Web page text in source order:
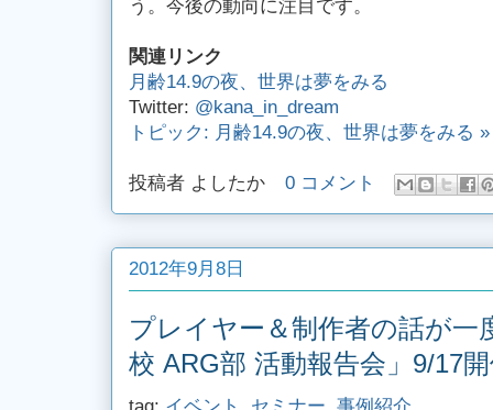
う。今後の動向に注目です。
関連リンク
月齢14.9の夜、世界は夢をみる
Twitter: @kana_in_dream
トピック: 月齢14.9の夜、世界は夢をみる
投稿者 よしたか 0 コメント
2012年9月8日
プレイヤー＆制作者の話が一
校 ARG部 活動報告会」9/17